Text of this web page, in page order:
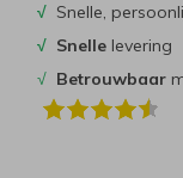
√ Snelle,
√ Snelle levering
√ Betrouwbaar